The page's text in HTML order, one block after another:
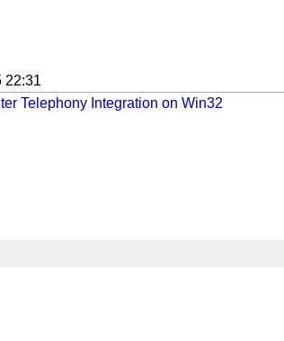
22:31
Telephony Integration on Win32